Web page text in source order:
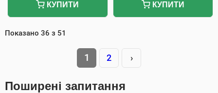
КУПИТИ КУПИТИ
Показано 36 з 51
1 2 ›
Поширені запитання